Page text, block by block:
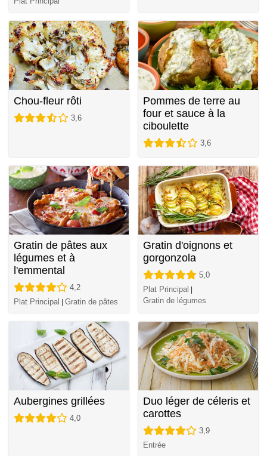
Chou-fleur rôti
3,6
Pommes de terre au
four et sauce à la
ciboulette
3,6
Gratin de pâtes aux
légumes et à
l'emmental
4,2
Plat Principal | Gratin de pâtes
Gratin d'oignons et
gorgonzola
5,0
Plat Principal |
Gratin de légumes
Aubergines grillées
4,0
Duo léger de céleris et
carottes
3,9
Entrée